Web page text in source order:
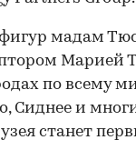
мадам
Марией
по всему
Сиднее и
станет